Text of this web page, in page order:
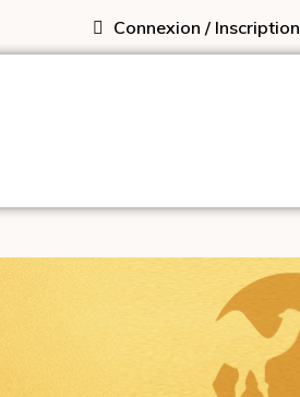
Connexion / Inscription